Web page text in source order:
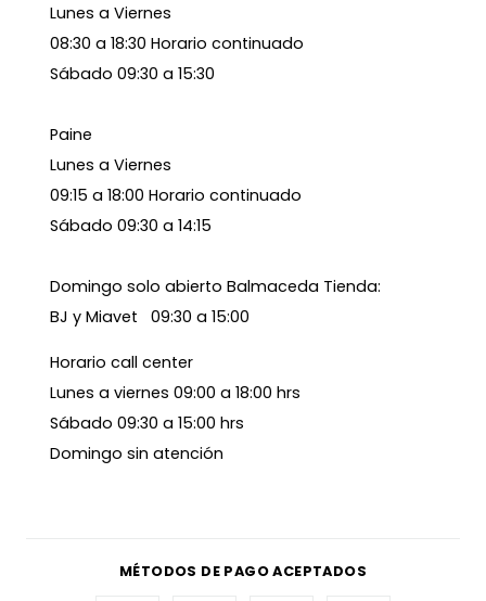
Lunes a Viernes
08:30 a 18:30 Horario continuado
Sábado 09:30 a 15:30
Paine
Lunes a Viernes
09:15 a 18:00 Horario continuado
Sábado 09:30 a 14:15
Domingo solo abierto Balmaceda Tienda:
BJ y Miavet 09:30 a 15:00
Horario call center
Lunes a viernes 09:00 a 18:00 hrs
Sábado 09:30 a 15:00 hrs
Domingo sin atención
MÉTODOS DE PAGO ACEPTADOS